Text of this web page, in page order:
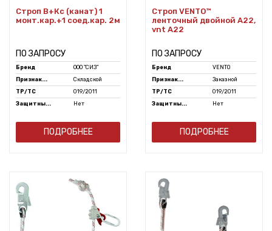
Строп В+Кс (канат) 1
монт.кар.+1 соед.кар. 2м
ПО ЗАПРОСУ
Бренд
ООО "СИЗ"
Признак...
Складской
ТР/ТС
019/2011
Защитны...
Нет
ПОДРОБНЕЕ
Строп VENTO™
ленточный двойной А22,
vnt A22
ПО ЗАПРОСУ
Бренд
VENTO
Признак...
Заказной
ТР/ТС
019/2011
Защитны...
Нет
ПОДРОБНЕЕ